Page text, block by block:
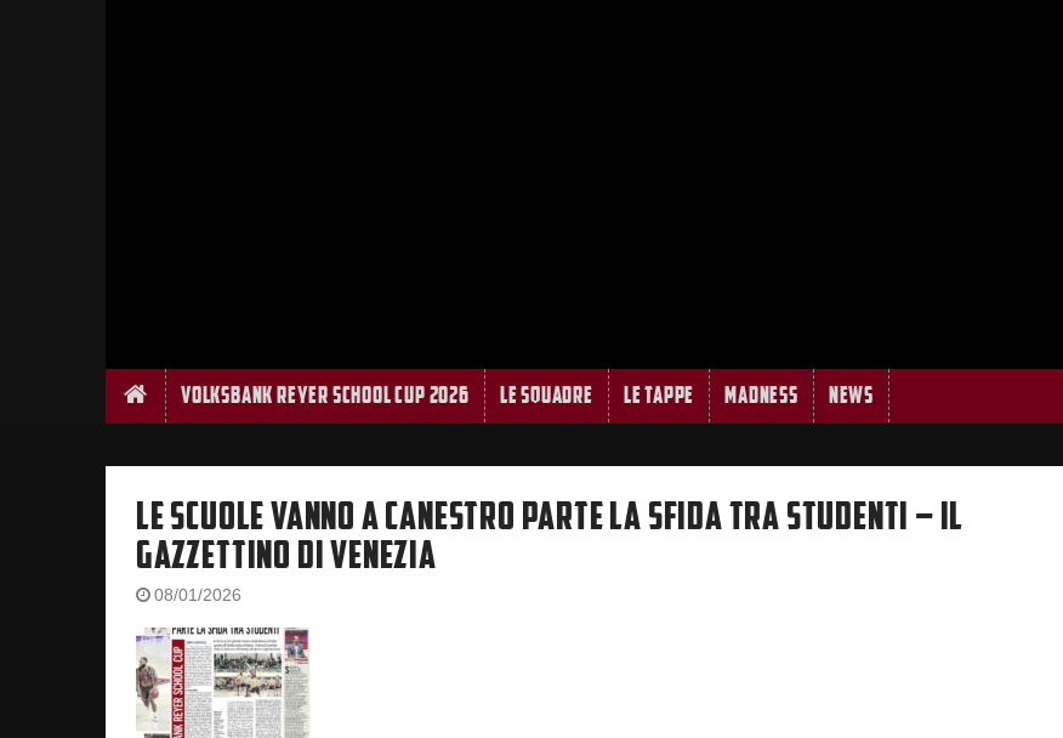
HomeVolksbank Reyer School Cup 2026 Le Squadre Le tappe MADNESS News
LE SCUOLE VANNO A CANESTRO PARTE LA SFIDA TRA STUDENTI – IL
GAZZETTINO DI VENEZIA
08/01/2026